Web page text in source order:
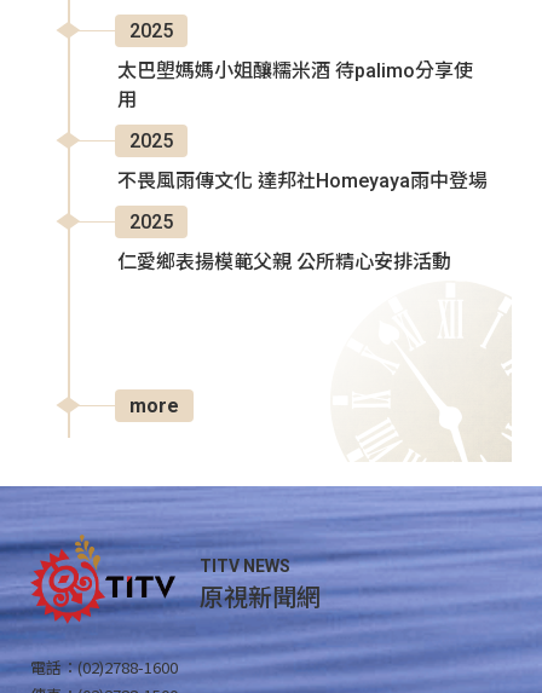
2025
太巴塱媽媽小姐釀糯米酒 待palimo分享使
用
2025
不畏風雨傳文化 達邦社Homeyaya雨中登場
2025
仁愛鄉表揚模範父親 公所精心安排活動
more
TITV NEWS
原視新聞網
電話：(02)2788-1600